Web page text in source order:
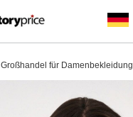
Großhandel für Damenbekleidung